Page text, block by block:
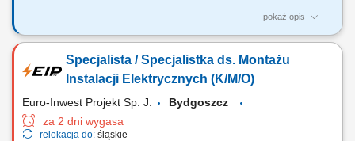
pokaż opis
Zadania: oklejanie samochodów osobowych i dostawczych folią,
grafik reklamowych na pojazdach, przygotowanie powierzchni do
oklejania, precyzyjne docinanie i aplikacja folii, kontrola jakości
Specjalista / Specjalistka ds. Montażu
Instalacji Elektrycznych (K/M/O)
Euro-Inwest Projekt Sp. J.
Bydgoszcz
za 2 dni wygasa
relokacja do: śląskie